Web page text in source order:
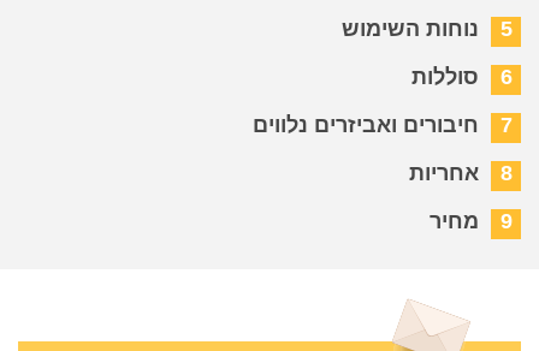
5
נוחות השימוש
6
סוללות
7
חיבורים ואביזרים נלווים
8
אחריות
9
מחיר